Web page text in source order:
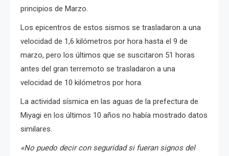
principios de Marzo.
Los epicentros de estos sismos se trasladaron a una
velocidad de 1,6 kilómetros por hora hasta el 9 de
marzo, pero los últimos que se suscitaron 51 horas
antes del gran terremoto se trasladaron a una
velocidad de 10 kilómetros por hora.
La actividad sísmica en las aguas de la prefectura de
Miyagi en los últimos 10 años no había mostrado datos
similares.
«No puedo decir con seguridad si fueran signos del